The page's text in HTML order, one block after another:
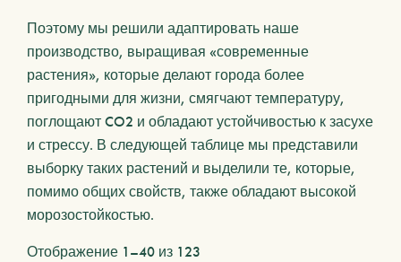
Поэтому мы решили адаптировать наше
производство, выращивая «современные
растения», которые делают города более
пригодными для жизни, смягчают температуру,
поглощают CO2 и обладают устойчивостью к засухе
и стрессу. В следующей таблице мы представили
выборку таких растений и выделили те, которые,
помимо общих свойств, также обладают высокой
морозостойкостью.
Отображение 1–40 из 123